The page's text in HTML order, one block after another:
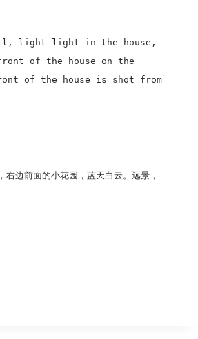
light light in the house,
of the house on the
of the house is shot from
边前面的小花园，蓝天白云。远景，